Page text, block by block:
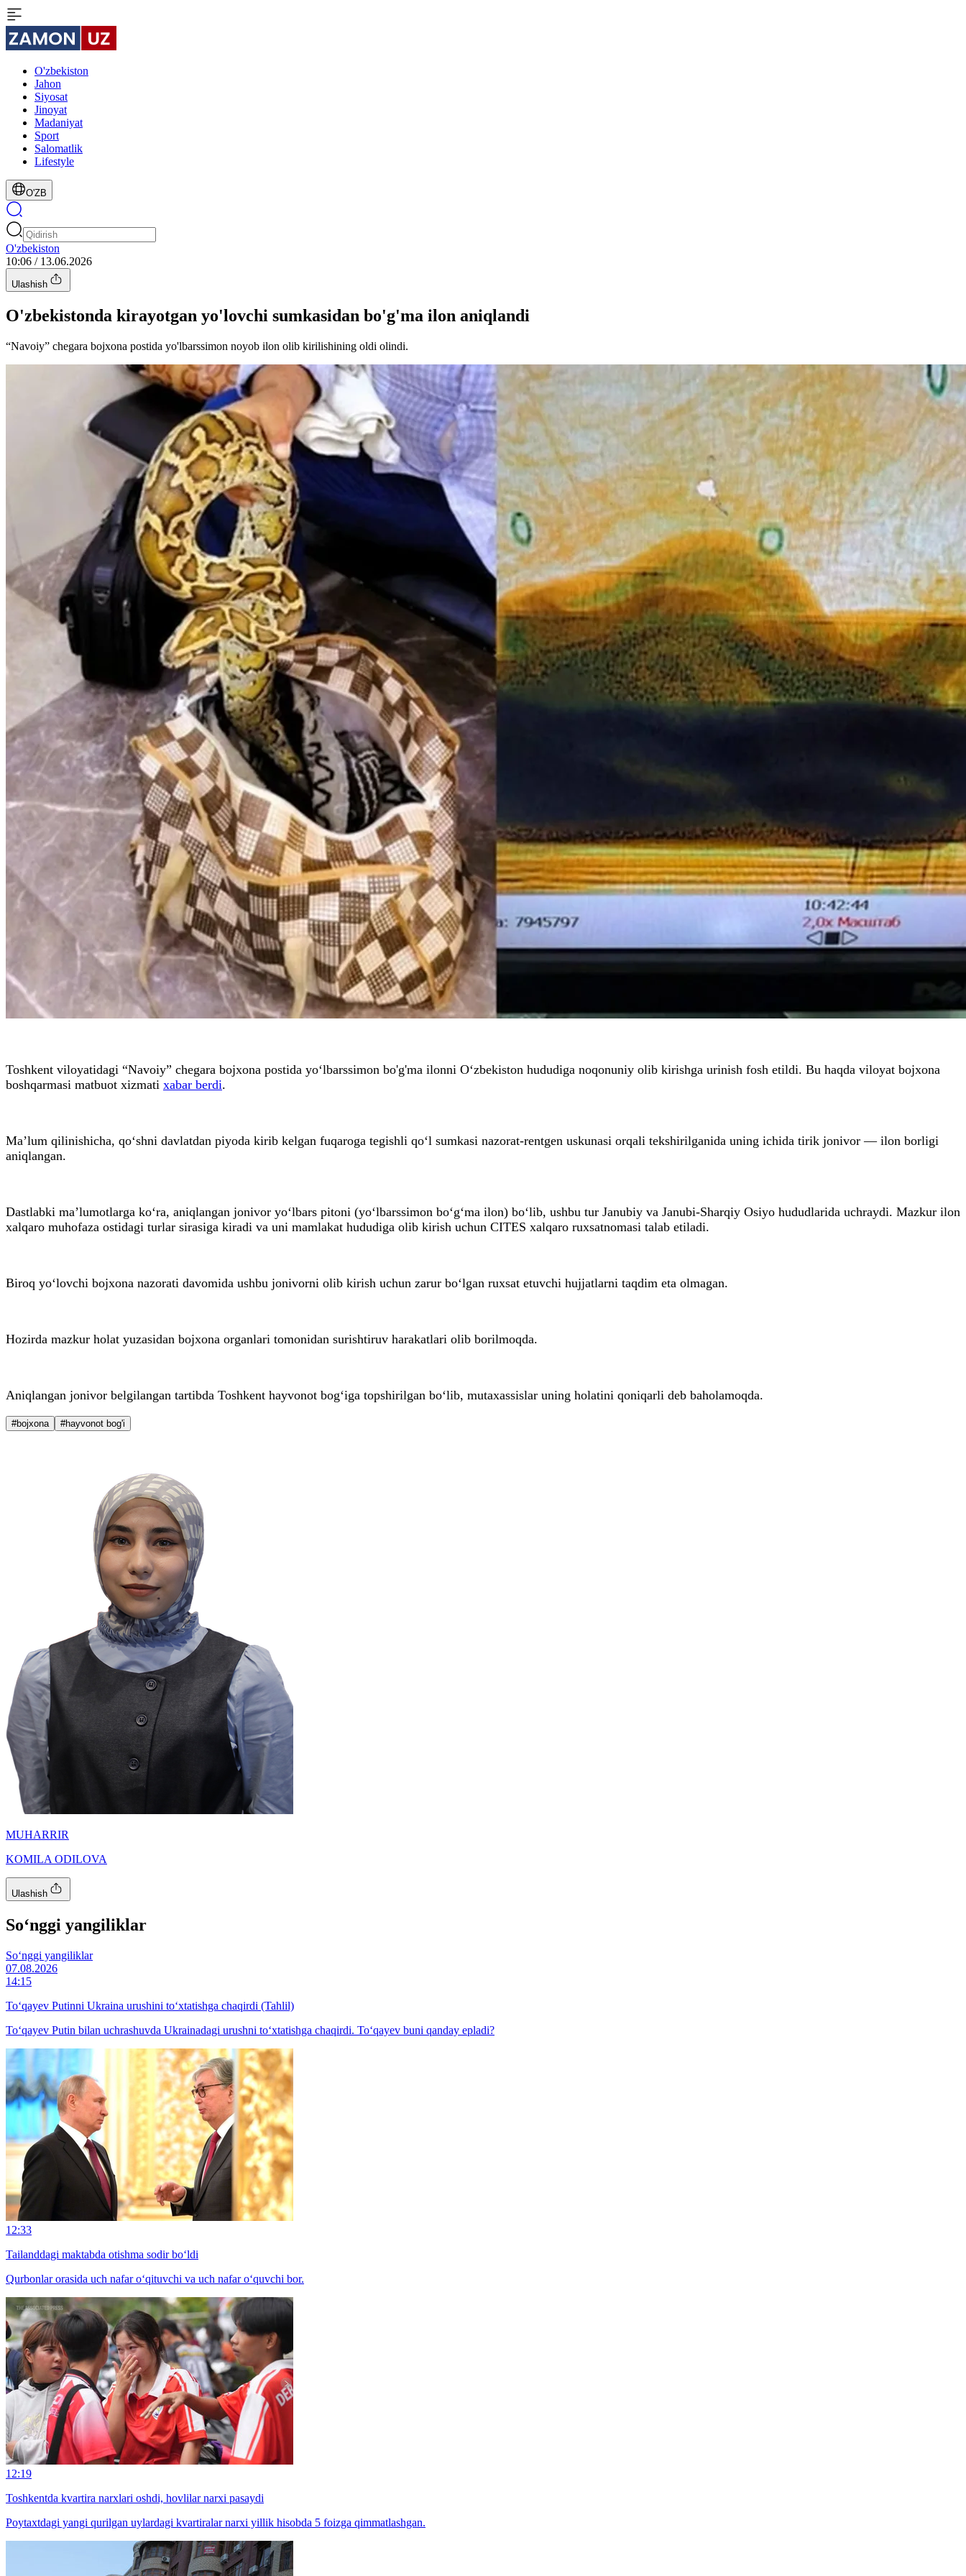
O'zbekiston
Jahon
Siyosat
Jinoyat
Madaniyat
Sport
Salomatlik
Lifestyle
O'ZB
O'zbekiston
10:06 / 13.06.2026
Ulashish
O'zbekistonda kirayotgan yo'lovchi sumkasidan bo'g'ma ilon aniqlandi
“Navoiy” chegara bojxona postida yo'lbarssimon noyob ilon olib kirilishining oldi olindi.
Toshkent viloyatidagi “Navoiy” chegara bojxona postida yo‘lbarssimon bo'g'ma ilonni O‘zbekiston hududiga noqonuniy olib kirishga urinish fosh etildi. Bu haqda viloyat bojxona
boshqarmasi matbuot xizmati xabar berdi.
Ma’lum qilinishicha, qo‘shni davlatdan piyoda kirib kelgan fuqaroga tegishli qo‘l sumkasi nazorat-rentgen uskunasi orqali tekshirilganida uning ichida tirik jonivor — ilon borligi
aniqlangan.
Dastlabki ma’lumotlarga ko‘ra, aniqlangan jonivor yo‘lbars pitoni (yo‘lbarssimon bo‘g‘ma ilon) bo‘lib, ushbu tur Janubiy va Janubi-Sharqiy Osiyo hududlarida uchraydi. Mazkur ilon
xalqaro muhofaza ostidagi turlar sirasiga kiradi va uni mamlakat hududiga olib kirish uchun CITES xalqaro ruxsatnomasi talab etiladi.
Biroq yo‘lovchi bojxona nazorati davomida ushbu jonivorni olib kirish uchun zarur bo‘lgan ruxsat etuvchi hujjatlarni taqdim eta olmagan.
Hozirda mazkur holat yuzasidan bojxona organlari tomonidan surishtiruv harakatlari olib borilmoqda.
Aniqlangan jonivor belgilangan tartibda Toshkent hayvonot bog‘iga topshirilgan bo‘lib, mutaxassislar uning holatini qoniqarli deb baholamoqda.
#bojxona #hayvonot bog'i
MUHARRIR
KOMILA ODILOVA
Ulashish
So‘nggi yangiliklar
So‘nggi yangiliklar
07.08.2026
14:15
To‘qayev Putinni Ukraina urushini to‘xtatishga chaqirdi (Tahlil)
To‘qayev Putin bilan uchrashuvda Ukrainadagi urushni to‘xtatishga chaqirdi. To‘qayev buni qanday epladi?
12:33
Tailanddagi maktabda otishma sodir bo‘ldi
Qurbonlar orasida uch nafar o‘qituvchi va uch nafar o‘quvchi bor.
12:19
Toshkentda kvartira narxlari oshdi, hovlilar narxi pasaydi
Poytaxtdagi yangi qurilgan uylardagi kvartiralar narxi yillik hisobda 5 foizga qimmatlashgan.